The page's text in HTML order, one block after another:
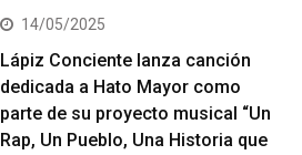
14/05/2025
Lápiz Conciente lanza canción
dedicada a Hato Mayor como
parte de su proyecto musical “Un
Rap, Un Pueblo, Una Historia que